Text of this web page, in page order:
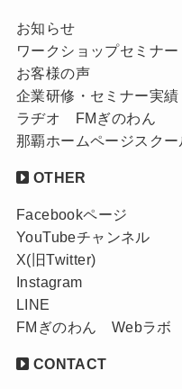
お知らせ
ワークショップセミナー
お客様の声
企業研修・セミナー実績
ラヂオ FMぎのわん
那覇ホームページスクー
OTHER
Facebookページ
YouTubeチャンネル
X(旧Twitter)
Instagram
LINE
FMぎのわん Webラボ
CONTACT